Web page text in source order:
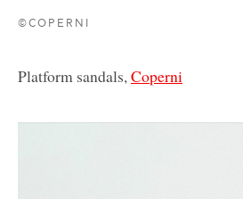
©COPERNI
Platform sandals,Coperni